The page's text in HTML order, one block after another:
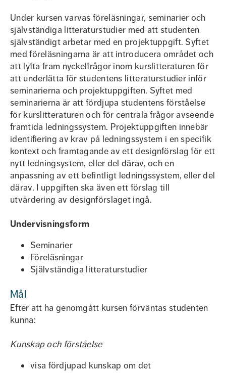
Under kursen varvas föreläsningar, seminarier och
självständiga litteraturstudier med att studenten
självständigt arbetar med en projektuppgift. Syftet
med föreläsningarna är att introducera området och
att lyfta fram nyckelfrågor inom kurslitteraturen för
att underlätta för studentens litteraturstudier inför
seminarierna och projektuppgiften. Syftet med
seminarierna är att fördjupa studentens förståelse
för kurslitteraturen och för centrala frågor avseende
framtida ledningssystem. Projektuppgiften innebär
identifiering av krav på ledningssystem i en specifik
kontext och framtagande av ett designförslag för ett
nytt ledningsystem, eller del därav, och en
anpassning av ett befintligt ledningssystem, eller del
därav. I uppgiften ska även ett förslag till
utvärdering av designförslaget ingå.
Undervisningsform
Seminarier
Föreläsningar
Självständiga litteraturstudier
Mål
Efter att ha genomgått kursen förväntas studenten
kunna:
Kunskap och förståelse
visa fördjupad kunskap om det